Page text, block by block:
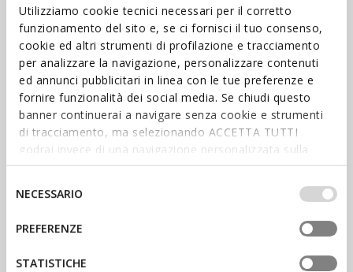
Utilizziamo cookie tecnici necessari per il corretto
funzionamento del sito e, se ci fornisci il tuo consenso,
cookie ed altri strumenti di profilazione e tracciamento
per analizzare la navigazione, personalizzare contenuti
ed annunci pubblicitari in linea con le tue preferenze e
fornire funzionalità dei social media. Se chiudi questo
banner continuerai a navigare senza cookie e strumenti
di tracciamento, ma selezionando ACCETTA TUTTI
godrai invece di una navigazione personalizzata sulla
base dei tuoi gusti ed interessi. Selezionando
IMPOSTAZIONI potrai anche scegliere quali cookies ed
altri strumenti di tracciamento autorizzare. Per maggiori
informazioni o per modificare in qualsiasi momento le
tue impostazioni, visita la nostra
consenso
NECESSARIO
PREFERENZE
STATISTICHE
Explore our collection of apparel and footwear for the whole
family and enter the world of Geox.
SHOP WOMEN’S